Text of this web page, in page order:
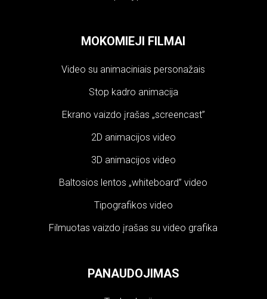
MOKOMIEJI FILMAI
Video su animaciniais personažais
Stop kadro animacija
Ekrano vaizdo įrašas „screencast”
2D animacijos video
3D animacijos video
Baltosios lentos „whiteboard” video
Tipografikos video
Filmuotas vaizdo įrašas su video grafika
PANAUDOJIMAS